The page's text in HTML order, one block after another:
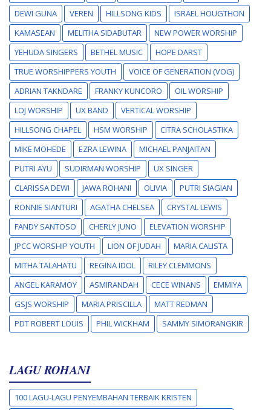
DEWI GUNA
VEREN HILLSONG KIDS
ISRAEL HOUGTHON
KAMASEAN
MELITHA SIDABUTAR
NEW POWER WORSHIP
YEHUDA SINGERS
BETHEL MUSIC
HOPE DARST
TRUE WORSHIPPERS YOUTH
VOICE OF GENERATION (VOG)
ADRIAN TAKNDARE
FRANKY KUNCORO
OIL WORSHIP
LOJ WORSHIP
UX BAND
VERTICAL WORSHIP
HILLSONG CHAPEL
HSM WORSHIP
CITRA SCHOLASTIKA
MIKE MOHEDE
EZRA LEWINA
MICHAEL PANJAITAN
PUTRI AYU
SUDIRMAN WORSHIP
UX SINGER
CLARISSA DEWI
JAWA ROHANI OLIVIA
PUTRI SIAGIAN
RONNIE SIANTURI
AGATHA CHELSEA
CRYSTAL LEWIS
FANDY SANTOSO
CHERLY JUNO
ELEVATION WORSHIP
JPCC WORSHIP YOUTH
LION OF JUDAH
MARIA CALISTA
MITHA TALAHATU
REGINA IDOL
RILEY CLEMMONS
ANGEL KARAMOY
ASMIRANDAH CECE WINANS
EMMIYA
GSJS WORSHIP
MARIA PRISCILLA
MATT REDMAN
PDT ROBERT LOUIS
PHIL WICKHAM SAMMY SIMORANGKIR
LAGU ROHANI
100 LAGU-LAGU PENYEMBAHAN TERBAIK KRISTEN